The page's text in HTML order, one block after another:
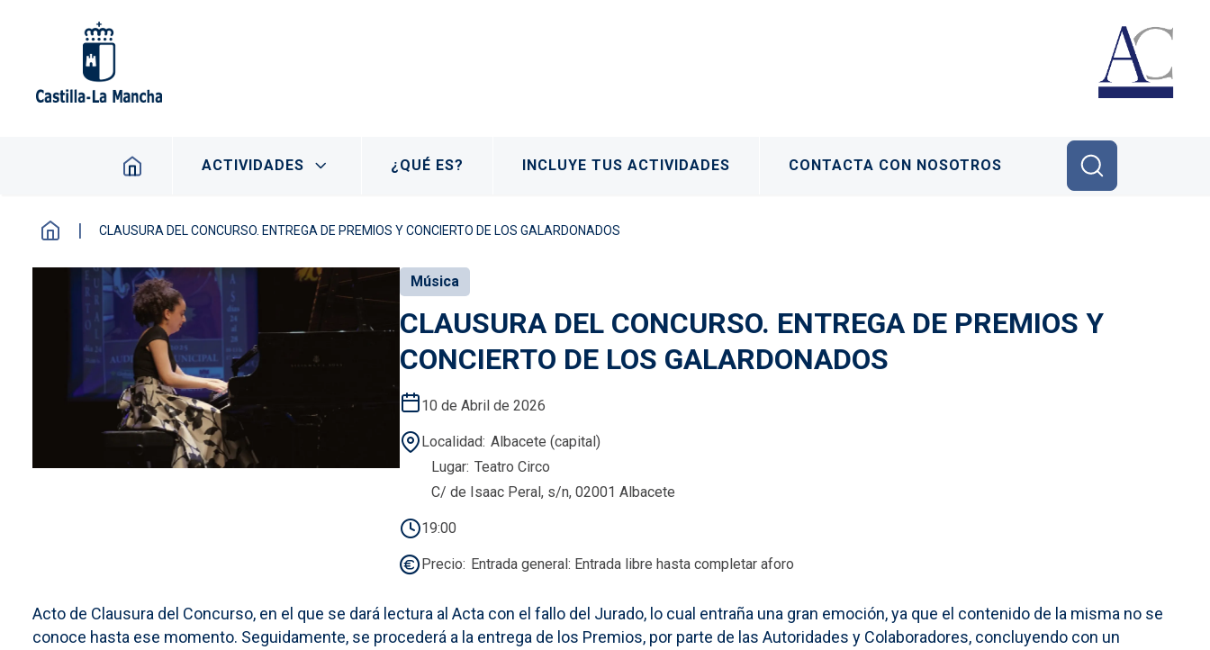
Navegación principal
ACTIVIDADES ¿QUÉ ES? INCLUYE TUS ACTIVIDADES CONTACTA CON NOSOTROS
CLAUSURA DEL CONCURSO. ENTREGA DE PREMIOS Y CONCIERTO DE LOS GALARDONADOS
Música
CLAUSURA DEL CONCURSO. ENTREGA DE PREMIOS Y
CONCIERTO DE LOS GALARDONADOS
10 de Abril de 2026
Localidad Albacete (capital)
Lugar Teatro Circo
C/ de Isaac Peral, s/n, 02001 Albacete
19:00
Precio Entrada general: Entrada libre hasta completar aforo
Acto de Clausura del Concurso, en el que se dará lectura al Acta con el fallo del Jurado, lo cual entraña una gran emoción, ya que el contenido de la misma no se
conoce hasta ese momento. Seguidamente, se procederá a la entrega de los Premios, por parte de las Autoridades y Colaboradores, concluyendo con un